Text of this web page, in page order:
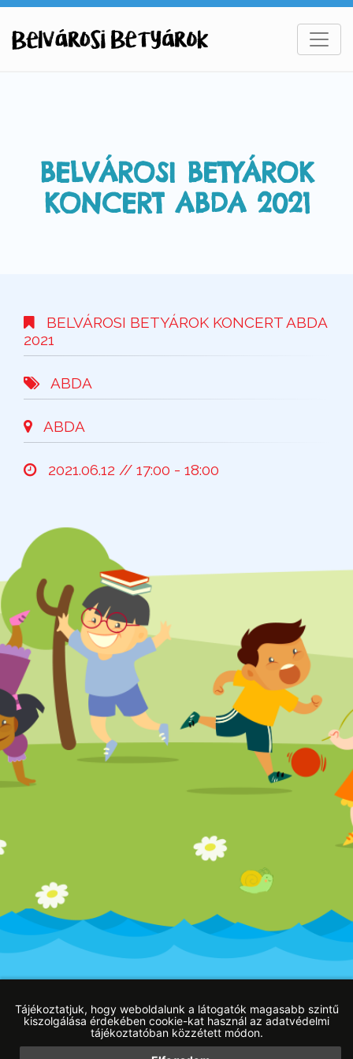
Tájékoztatjuk, hogy weboldalunk a látogatók magasabb szintű
kiszolgálása érdekében cookie-kat használ az adatvédelmi
tájékoztatóban közzétett módon.
BELVÁROSI BETYÁROK
KONCERT ABDA 2021
BELVÁROSI BETYÁROK KONCERT ABDA
2021
ABDA
ABDA
2021.06.12 // 17:00 - 18:00